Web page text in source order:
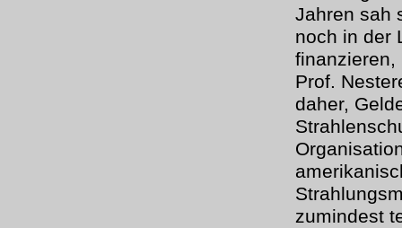
Jahren sah
noch in der
finanzieren,
Prof.
daher,
zumindest